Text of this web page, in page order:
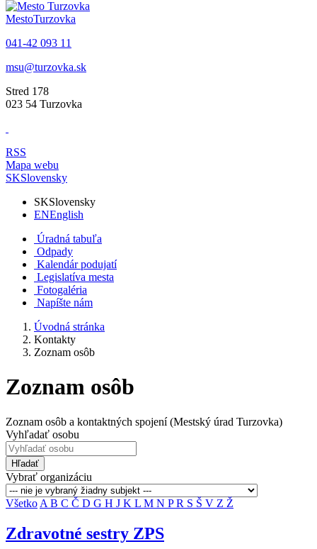
MestoTurzovka
041-42 093 11
msu@turzovka.sk
Stred 178
023 54 Turzovka
RSS
Mapa webu
SKSlovensky
SKSlovensky
ENEnglish
Úradná tabuľa
Odpady
Kalendár podujatí
Legislatíva mesta
Fotogaléria
Napíšte nám
Úvodná stránka
Kontakty
Zoznam osôb
Zoznam osôb
Zoznam osôb a kontaktných spojení (Mestský úrad Turzovka)
Vyhľadať osobu
Hľadať
Vybrať organizáciu
Všetko A B C Č D G H J K L M N PR S Š V Z Ž
Zdravotné sestry ZPS